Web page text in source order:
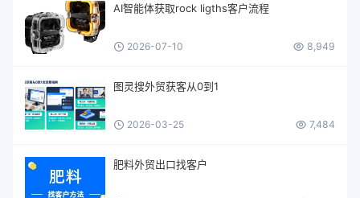
AI智能体获取rock ligths客户流程
2026-07-10 8,949
图灵搜外贸获客从0到1
2026-03-25 7,484
肥料外贸出口找客户